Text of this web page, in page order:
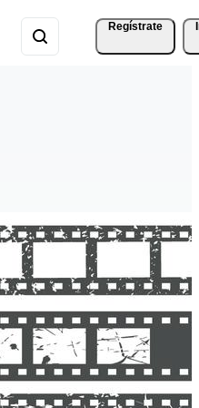
Regístrate